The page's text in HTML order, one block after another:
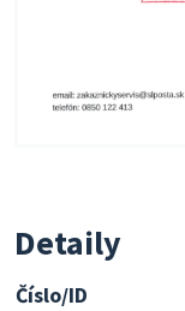
Detaily
Číslo/ID